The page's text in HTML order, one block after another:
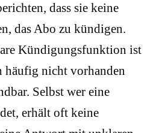
dass sie keine
das Abo zu kündigen.
Kündigungsfunktion ist
häufig nicht vorhanden
Selbst wer eine
erhält oft keine